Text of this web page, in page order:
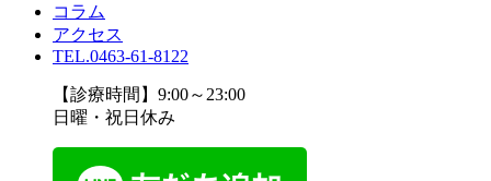
コラム
アクセス
TEL.0463-61-8122
【診療時間】9:00～23:00
日曜・祝日休み